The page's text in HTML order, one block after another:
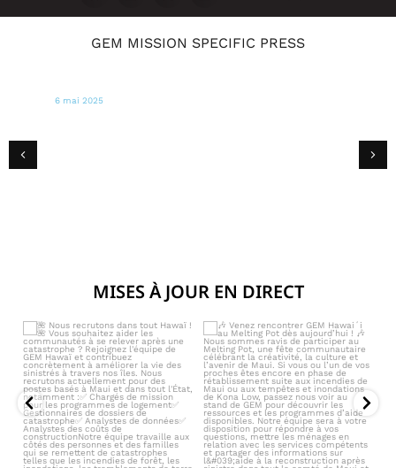
GEM MISSION SPECIFIC PRESS
MISES À JOUR EN DIRECT
Nous recrutons dans tout
Hawaï !
Vous...
158 0
Venez rencontrer GEM
Hawaiʻi au Melting Pot dès...
159 0